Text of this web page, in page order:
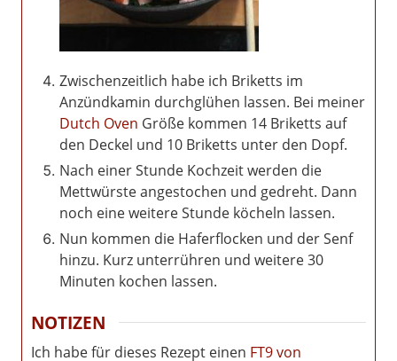
Zwischenzeitlich habe ich Briketts im
Anzündkamin durchglühen lassen. Bei meiner
Dutch Oven Größe kommen 14 Briketts auf
den Deckel und 10 Briketts unter den Dopf.
Nach einer Stunde Kochzeit werden die
Mettwürste angestochen und gedreht. Dann
noch eine weitere Stunde köcheln lassen.
Nun kommen die Haferflocken und der Senf
hinzu. Kurz unterrühren und weitere 30
Minuten kochen lassen.
NOTIZEN
Ich habe für dieses Rezept einen FT9 von